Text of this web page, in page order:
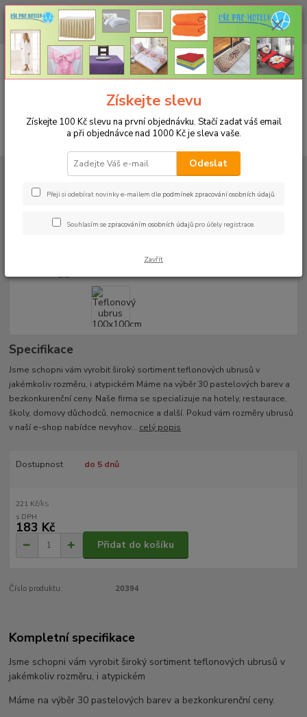
CHCETE NAKOUPIT VĚTŠÍ MNOŽSTVÍ NAŠICH PRODUKTŮ ZA LEPŠÍ
CENU? Klikněte ZDE
CZK
+420 773 794 023
Pondělí-pátek 9-16 hodin
0ks
za0 Kč
UBRUSY
Teflonové ubrusy jednobarevné s vodoodpudivou úpravou
Teflonový ubrus 100x100cm -
hnědý 113
Specifikace
Jsme schopni vám vyrobit široký sortiment teflonových ubrusů v
jakémkoliv rozměru, i atypickém Máme na výběr 30 pastelových barev a
bezkonkurenční ceny. Naše firma se specializuje na hotely, restaurace,
školy, domovy důchodců, nemocnice a další. Pokud vám rozměry ubrusů
v naší e-shop nabídce nevyhov... celý popis
Dostupnost do 5 dnů
221 Kč/ks
183 Kč
Přidat do košíku
Číslo produktu: 20394
Kompletní specifikace
Jsme schopni vám vyrobit široký sortiment teflonových ubrusů v
jakémkoliv rozměru, i atypickém
Máme na výběr 30 pastelových barev a bezkonkurenční ceny.
Získejte slevu
Získejte 100 Kč slevu na první objednávku. Stačí zadat váš email
a při objednávce nad 1000 Kč je sleva vaše.
Odeslat
Přeji si odebírat novinky e-mailem dle podmínek zpracování osobních údajů.
Souhlasím se zpracováním osobních údajů pro účely registrace.
Zavřít